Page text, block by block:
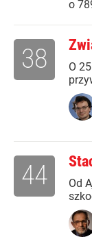
o
O
38
Od
44